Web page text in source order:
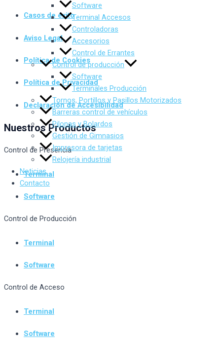
Software
Terminal Accesos
Controladoras
Accesorios
Control de Errantes
Control de producción
Software
Terminales Producción
Tornos, Portillos y Pasillos Motorizados
Barreras control de vehículos
Pilonas y Bolardos
Gestión de Gimnasios
Impresora de tarjetas
Relojería industrial
Noticias
Contacto
Casos de éxito
Aviso Legal
Política de Cookies
Política de Privacidad
Declaración de Accesibilidad
Nuestros Productos
Control de Presencia
Terminal
Software
Control de Producción
Terminal
Software
Control de Acceso
Terminal
Software